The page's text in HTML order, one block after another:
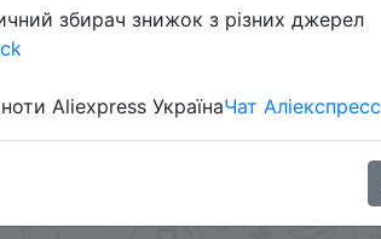
каналі:
збирач знижок з різних джерел
Aliexpress УкраїнаЧат Аліекспресс